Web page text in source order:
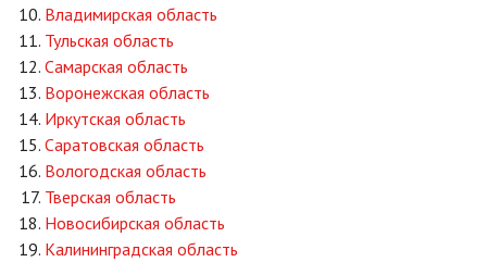
Владимирская область
Тульская область
Самарская область
Воронежская область
Иркутская область
Саратовская область
Вологодская область
Тверская область
Новосибирская область
Калининградская область